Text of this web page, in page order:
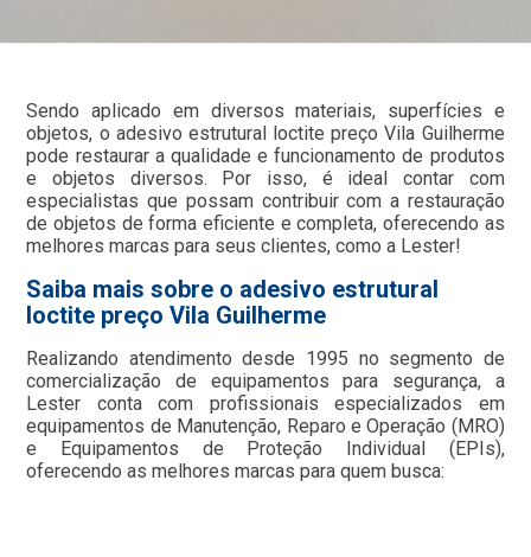
Sendo aplicado em diversos materiais, superfícies e
objetos, o adesivo estrutural loctite preço Vila Guilherme
pode restaurar a qualidade e funcionamento de produtos
e objetos diversos. Por isso, é ideal contar com
especialistas que possam contribuir com a restauração
de objetos de forma eficiente e completa, oferecendo as
melhores marcas para seus clientes, como a Lester!
Saiba mais sobre o adesivo estrutural
loctite preço Vila Guilherme
Realizando atendimento desde 1995 no segmento de
comercialização de equipamentos para segurança, a
Lester conta com profissionais especializados em
equipamentos de Manutenção, Reparo e Operação (MRO)
e Equipamentos de Proteção Individual (EPIs),
oferecendo as melhores marcas para quem busca: